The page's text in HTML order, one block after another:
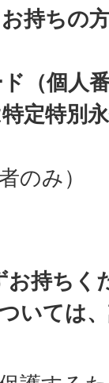
持ちの
（個人
定特別
のみ）
お持ちく
ついては